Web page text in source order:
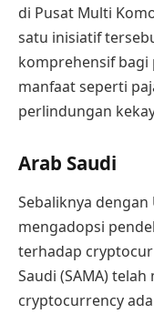
di Pusat Multi
satu inisiatif
komprehensif bagi
manfaat seperti
perlindungan
Arab Saudi
Sebaliknya dengan
mengadopsi
terhadap
Saudi (SAMA)
cryptocurrency